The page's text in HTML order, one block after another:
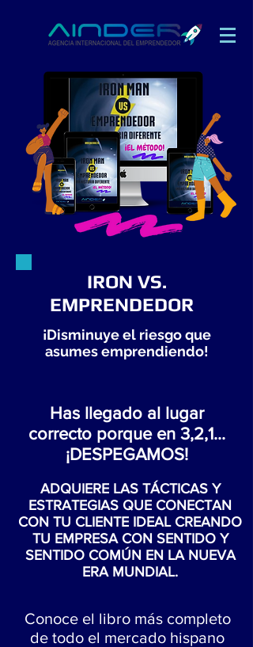
IRON VS.
EMPRENDEDOR
¡Disminuye el riesgo que
asumes emprendiendo!
Has llegado al lugar
correcto porque en 3,2,1...
¡DESPEGAMOS!
ADQUIERE LAS TÁCTICAS Y
ESTRATEGIAS QUE CONECTAN
CON TU CLIENTE IDEAL CREANDO
TU EMPRESA CON SENTIDO Y
SENTIDO COMÚN EN LA NUEVA
ERA MUNDIAL.
Conoce el libro más completo
de todo el mercado hispano